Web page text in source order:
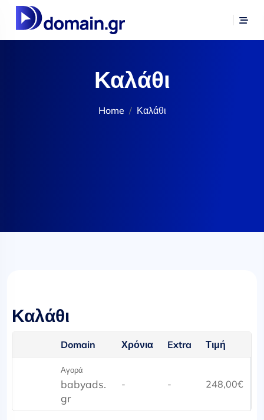
Καλάθι
Home Καλάθι
Καλάθι
Domain Χρόνια Extra Τιμή
Αγορά
babyads.
gr
- - 248,00€